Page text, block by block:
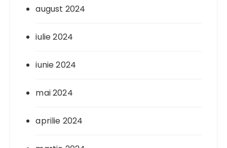
august 2024
iulie 2024
iunie 2024
mai 2024
aprilie 2024